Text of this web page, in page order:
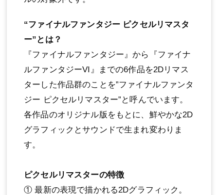
“ファイナルファンタジー ピクセルリマスタ
ー”とは？
『ファイナルファンタジー』から『ファイナ
ルファンタジーVI』までの6作品を2Dリマス
ターした作品群のことを”ファイナルファンタ
ジー ピクセルリマスター”と呼んでいます。
各作品のオリジナル版をもとに、鮮やかな2D
グラフィックとサウンドで生まれ変わりま
す。
ピクセルリマスターの特徴
① 最新の表現で描かれる2Dグラフィック。